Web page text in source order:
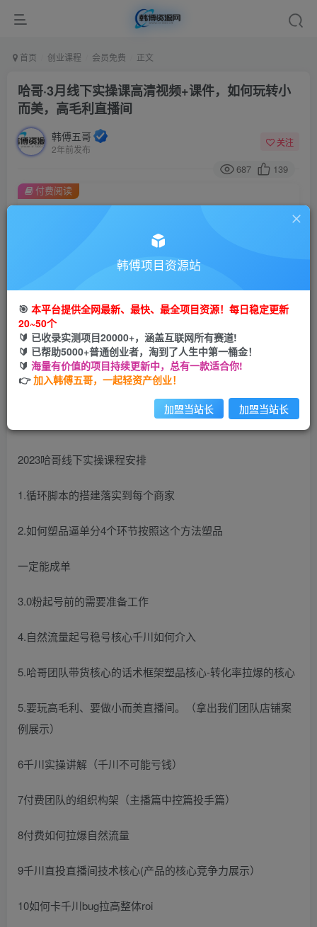
首页 创业课程 会员免费 正文
哈哥·3月线下实操课高清视频+课件，如何玩转小
而美，高毛利直播间
韩傅五哥
2年前发布
关注
687 139
金币9.9金币99
立即购买
您当前未登录！建议登陆后购买，可保存购买订单
付费阅读
2023哈哥线下实操课程安排
1.循环脚本的搭建落实到每个商家
2.如何塑品逼单分4个环节按照这个方法塑品
一定能成单
3.0粉起号前的需要准备工作
4.自然流量起号稳号核心千川如何介入
5.哈哥团队带货核心的话术框架塑品核心-转化率拉爆的核心
5.要玩高毛利、要做小而美直播间。（拿出我们团队店铺案
例展示）
6千川实操讲解（千川不可能亏钱）
7付费团队的组织构架（主播篇中控篇投手篇）
8付费如何拉爆自然流量
9千川直投直播间技术核心(产品的核心竞争力展示）
10如何卡千川bug拉高整体roi
韩傅项目资源站
🎯 本平台提供全网最新、最快、最全项目资源！每日稳定更新
20~50个
🔰 已收录实测项目20000+，涵盖互联网所有赛道!
🔰 已帮助5000+普通创业者，淘到了人生中第一桶金！
🔰 海量有价值的项目持续更新中，总有一款适合你!
👉加入韩傅五哥，一起轻资产创业！
加盟当站长 加盟当站长